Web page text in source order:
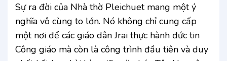
Sự ra đời của Nhà thờ Pleichuet mang một ý
nghĩa vô cùng to lớn. Nó không chỉ cung cấp
một nơi để các giáo dân Jrai thực hành đức tin
Công giáo mà còn là công trình đầu tiên và duy